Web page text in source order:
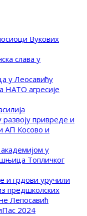
Вукових
слава у
у Леосавићу
НАТО агресије
привреде и
АП Косово и
у
Топличког
и грдови уручили
предшколских
Лепосавић
2024